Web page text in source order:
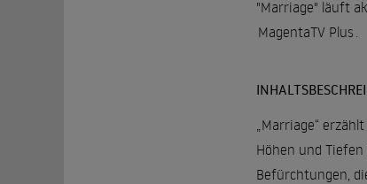
"Marriage" läuft
MagentaTV Plus
„Marriage“
Höhen und
Befürchtungen,